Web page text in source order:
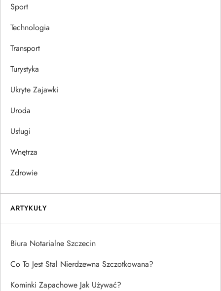
Sport
Technologia
Transport
Turystyka
Ukryte Zajawki
Uroda
Usługi
Wnętrza
Zdrowie
ARTYKUŁY
Biura Notarialne Szczecin
Co To Jest Stal Nierdzewna Szczotkowana?
Kominki Zapachowe Jak Używać?